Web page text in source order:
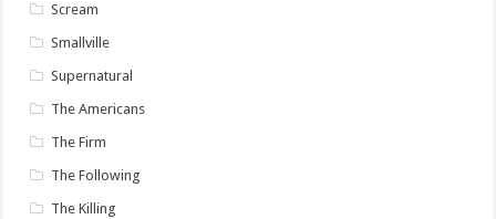
Scream
Smallville
Supernatural
The Americans
The Firm
The Following
The Killing